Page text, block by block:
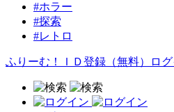
#ホラー
#探索
#レトロ
ふりーむ！ＩＤ登録（無料） ロ